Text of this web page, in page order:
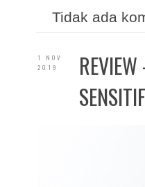
Tidak ada
1 NOV
2019
SENSITIF